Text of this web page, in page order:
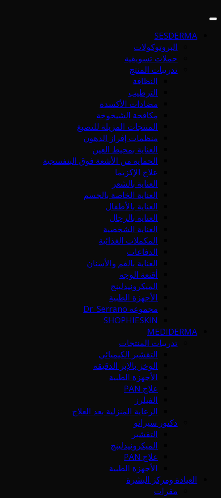
SESDERMA
البروتوكولات
حملات تسويقية
تدريبات المنتج
النظافة
الترطيب
مضادات الأكسدة
مكافحة الشيخوخة
المنتجات المزيلة للتصبغ
منظمات إفراز الدهون
العناية بمحيط العين
الحماية من الأشعة فوق البنفسجية
علاج الإكزيما
العناية بالشعر
العناية الخاصة بالجسم
العناية بالأطفال
العناية بالرجال
العناية الشخصية
المكملات الغذائية
الدفاعات
العناية بالفم والأسنان
أقنعة الوجه
الميكرونيدلينج
الأجهزة الطبية
مجموعة Dr. Serrano
SHOPHIESKIN
MEDIDERMA
تدريبات المنتجات
التقشير الكيميائي
الوخز بالإبر الدقيقة
الأجهزة الطبية
علاج PAN
الفيلرز
الرعاية المنزلية بعد العلاج
دكتور سيرانو
التقشير
الميكرونيدلينج
علاج PAN
الأجهزة الطبية
العيادة ومركز البشرة
مقرات